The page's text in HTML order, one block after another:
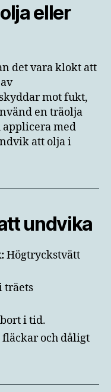
eller
det vara klokt att
mot fukt,
en träolja
applicera med
att olja i
undvika
Högtryckstvätt
träets
i tid.
fläckar och dåligt